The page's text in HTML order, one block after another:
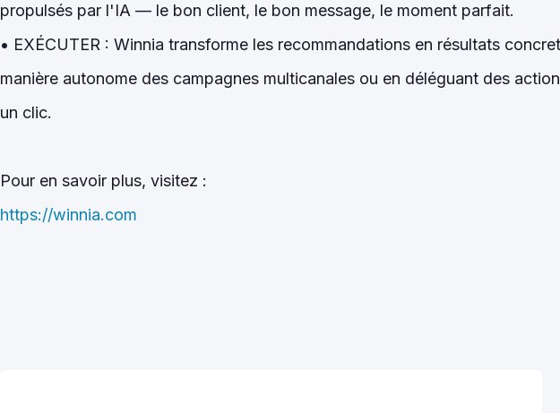
propulsés par l'IA — le bon client, le bon message, le moment parfait.
• EXÉCUTER : Winnia transforme les recommandations en résultats
manière autonome des campagnes multicanales ou en déléguant des
un clic.
Pour en savoir plus, visitez :
https://winnia.com